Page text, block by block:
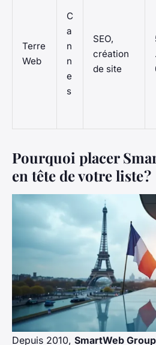
Terre
Web
C
a
n
n
e
s
SEO,
création
de site
.
Pourquoi placer
en tête de votre liste ?
Depuis 2010, SmartWeb Group